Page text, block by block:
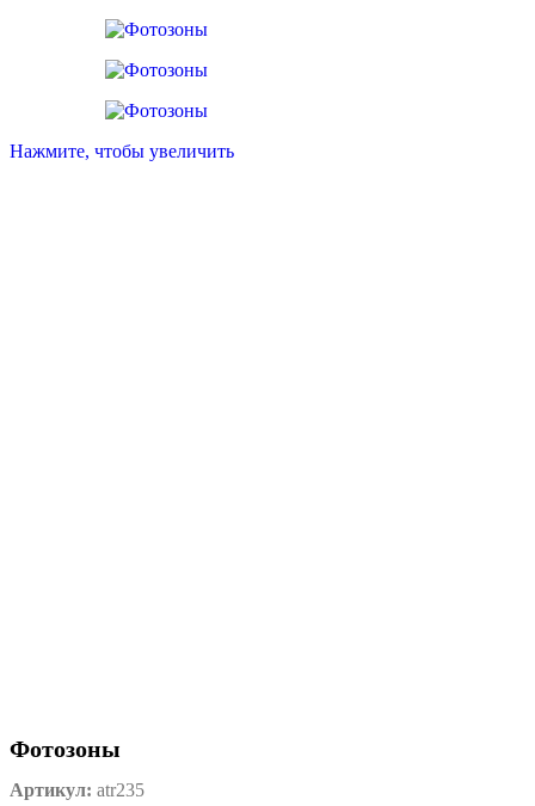
Нажмите, чтобы увеличить
Фотозоны
Артикул: atr235